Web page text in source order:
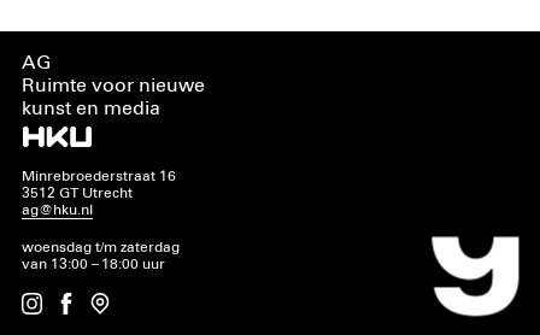
AG
Ruimte voor nieuwe
kunst en media
Minrebroederstraat 16
3512 GT Utrecht
ag@hku.nl
woensdag t/m zaterdag
van 13:00 – 18:00 uur